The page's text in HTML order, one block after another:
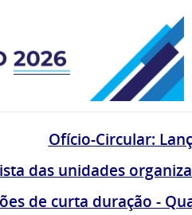
Ofício-Circular:
das unidades
de curta duração -